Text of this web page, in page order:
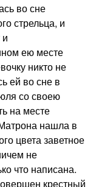
во сне
стрельца, и
ею месте
никто не
ей во сне в
со своею
на месте
нашла в
цвета заветное
не
что написана.
крестный